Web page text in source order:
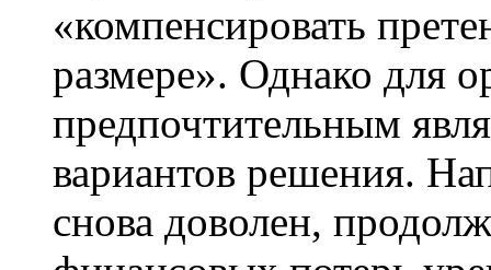
«компенсировать
размере». Однако для
предпочтительным
вариантов решения.
снова доволен,